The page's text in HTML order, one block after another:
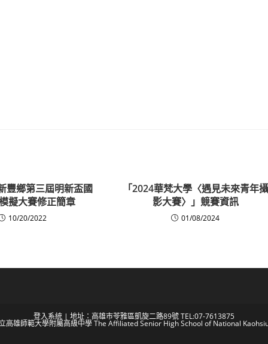
豐鄉第三屆明新盃國
擬大賽修正簡章
10/20/2022
「2024華梵大學〈遇見未來青年攝
影大賽〉」競賽資訊
01/08/2024
登入系統 | 地址：高雄市苓雅區凱旋二路89號 TEL:07-7613875
高雄師範大學附屬高級中學 The Affiliated Senior High School of National